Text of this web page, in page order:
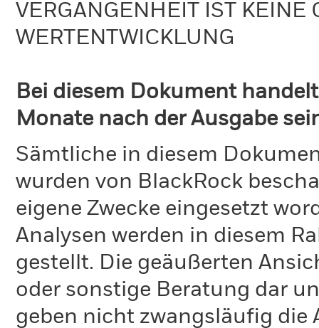
VERGANGENHEIT IST KEINE
WERTENTWICKLUNG
Bei diesem Dokument
Monate nach der Ausgabe
Sämtliche in diesem
wurden von BlackRock
eigene Zwecke eingesetzt
Analysen werden in diesem
gestellt. Die geäußerten
oder sonstige Beratung dar
geben nicht zwangsläufig die